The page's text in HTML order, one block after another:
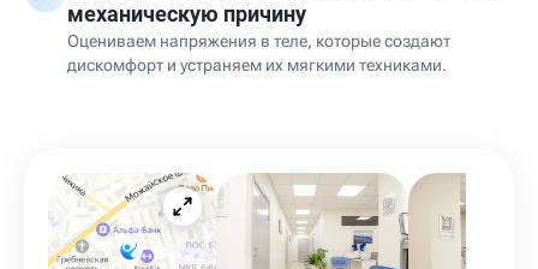
механическую причину
Оцениваем напряжения в теле, которые создают
дискомфорт и устраняем их мягкими техниками.